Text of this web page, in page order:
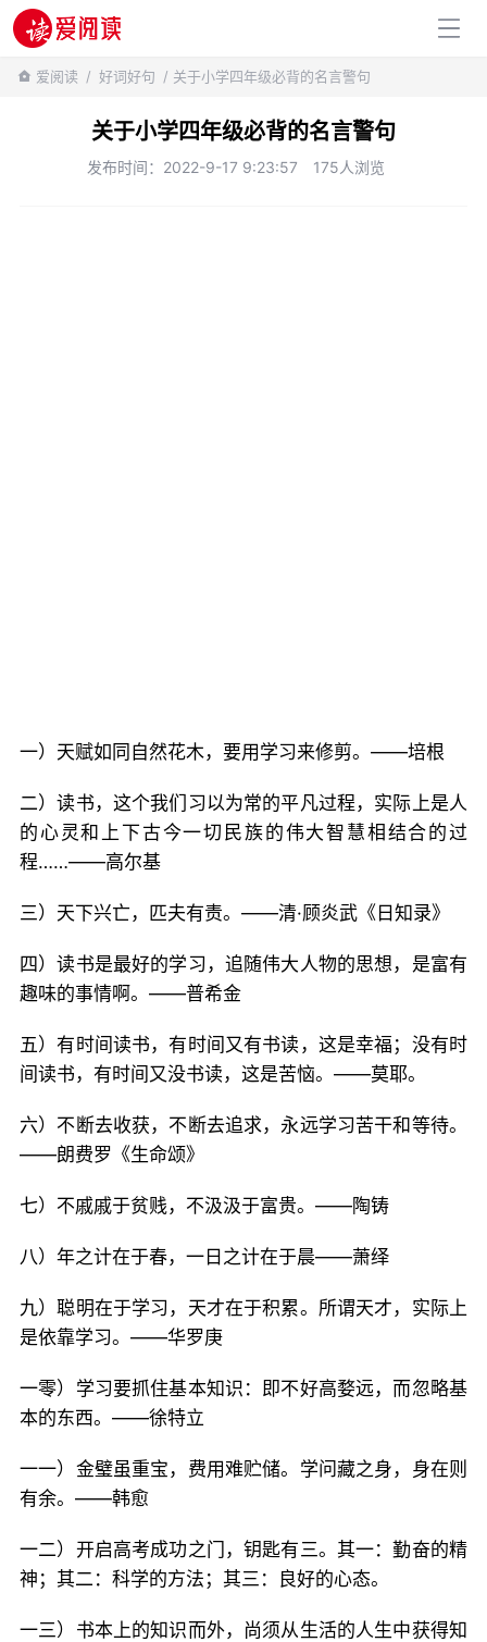
百科知识
爱阅读 / 好词好句 / 关于小学四年级必背的名言警句
关于小学四年级必背的名言警句
发布时间：2022-9-17 9:23:57 175人浏览
一）天赋如同自然花木，要用学习来修剪。——培根
二）读书，这个我们习以为常的平凡过程，实际上是人
的心灵和上下古今一切民族的伟大智慧相结合的过
程……——高尔基
三）天下兴亡，匹夫有责。——清·顾炎武《日知录》
四）读书是最好的学习，追随伟大人物的思想，是富有
趣味的事情啊。——普希金
五）有时间读书，有时间又有书读，这是幸福；没有时
间读书，有时间又没书读，这是苦恼。——莫耶。
六）不断去收获，不断去追求，永远学习苦干和等待。
——朗费罗《生命颂》
七）不戚戚于贫贱，不汲汲于富贵。——陶铸
八）年之计在于春，一日之计在于晨——萧绎
九）聪明在于学习，天才在于积累。所谓天才，实际上
是依靠学习。——华罗庚
一零）学习要抓住基本知识：即不好高婺远，而忽略基
本的东西。——徐特立
一一）金璧虽重宝，费用难贮储。学问藏之身，身在则
有余。——韩愈
一二）开启高考成功之门，钥匙有三。其一：勤奋的精
神；其二：科学的方法；其三：良好的心态。
一三）书本上的知识而外，尚须从生活的人生中获得知